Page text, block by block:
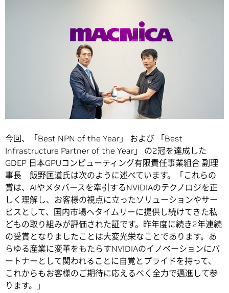
今回、「Best NPN of the Year」 および 「Best
Infrastructure Partner of the Year」 の2冠を達成した
GDEP 日本GPUコンピューティング有限責任事業組合 副理
事長 飯野匡道氏は次のように述べています。「これらの
賞は、AIやメタバースを牽引するNVIDIAのテクノロジを正
しく理解し、お客様の視点に立ったソリューションやサー
ビスとして、国内市場へタイムリーに提供し続けてきた私
どもの取り組みが評価された証です。昨年度に続き2年連続
の受賞となりましたことは大変光栄なことであります。あ
らゆる産業に変革をもたらすNVIDIAのイノベーションにパ
ートナーとして関われることに自覚とプライドを持って、
これからもお客様のご期待に応えるべく全力で邁進して参
ります。」